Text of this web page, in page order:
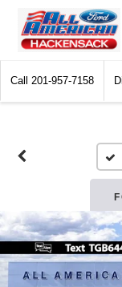
Call 201-957-7158